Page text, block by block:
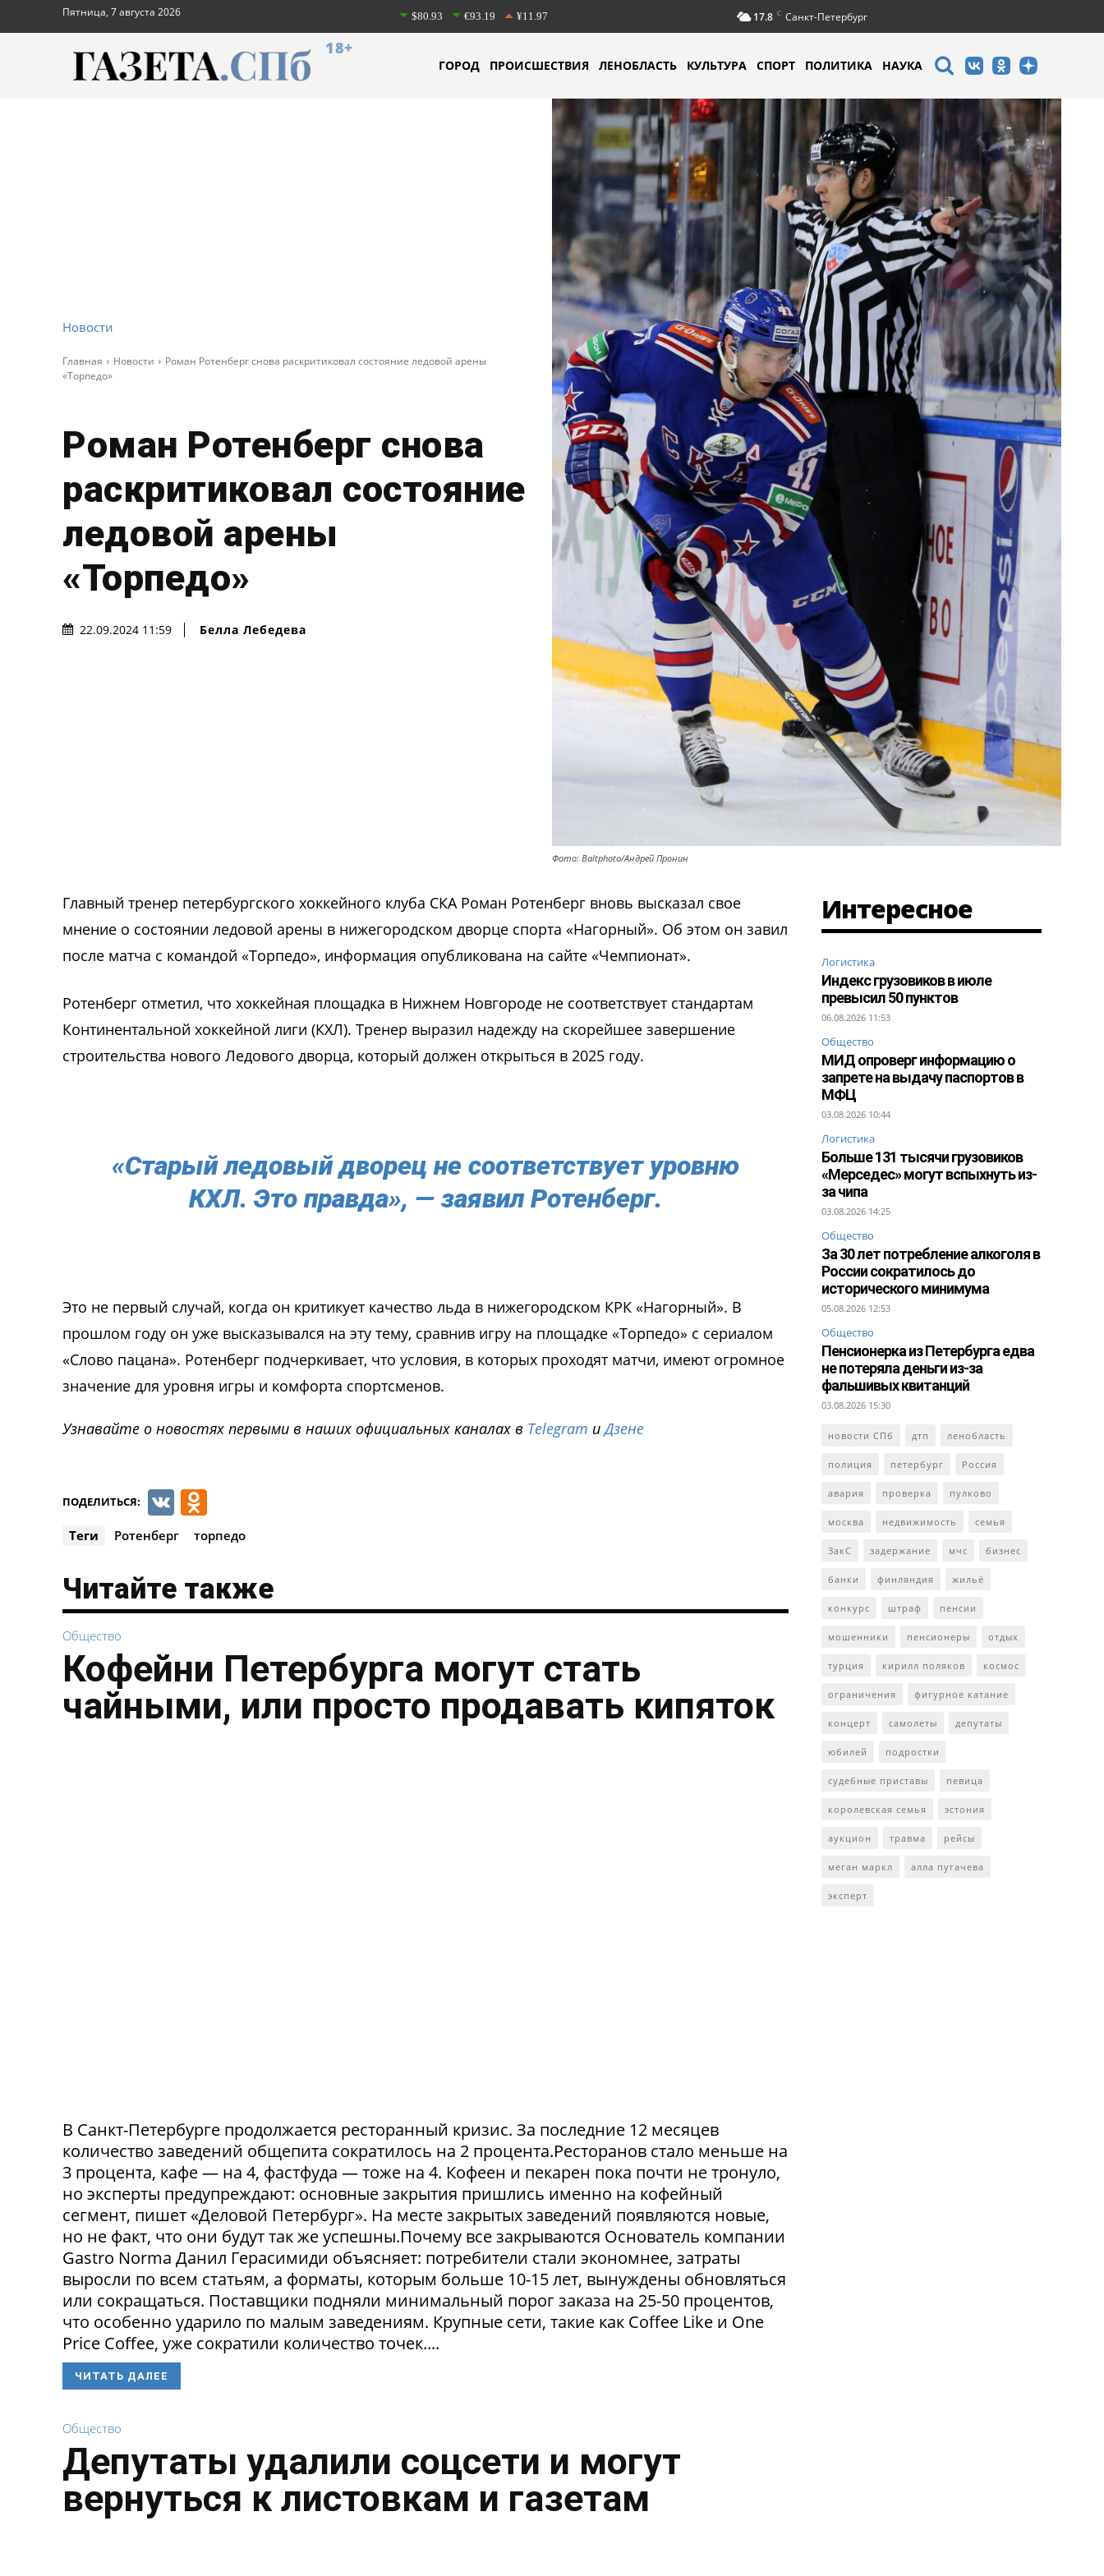
Пятница, 7 августа 2026 $80.93 €93.19 ¥11.97 17.8 C Санкт-Петербург
18+
ГОРОД ПРОИСШЕСТВИЯ ЛЕНОБЛАСТЬ КУЛЬТУРА СПОРТ ПОЛИТИКА НАУКА
Новости
Главная Новости
Роман Ротенберг снова раскритиковал состояние ледовой арены
«Торпедо»
Роман Ротенберг снова
раскритиковал состояние
ледовой арены
«Торпедо»
22.09.2024 11:59 Белла Лебедева
Фото: Baltphoto/Андрей Пронин
Главный тренер петербургского хоккейного клуба СКА Роман Ротенберг вновь высказал свое
мнение о состоянии ледовой арены в нижегородском дворце спорта «Нагорный». Об этом он завил
после матча с командой «Торпедо», информация опубликована на сайте «Чемпионат».
Ротенберг отметил, что хоккейная площадка в Нижнем Новгороде не соответствует стандартам
Континентальной хоккейной лиги (КХЛ). Тренер выразил надежду на скорейшее завершение
строительства нового Ледового дворца, который должен открыться в 2025 году.
«Старый ледовый дворец не соответствует уровню
КХЛ. Это правда», — заявил Ротенберг.
Это не первый случай, когда он критикует качество льда в нижегородском КРК «Нагорный». В
прошлом году он уже высказывался на эту тему, сравнив игру на площадке «Торпедо» с сериалом
«Слово пацана». Ротенберг подчеркивает, что условия, в которых проходят матчи, имеют огромное
значение для уровня игры и комфорта спортсменов.
Узнавайте о новостях первыми в наших официальных каналах в Telegram иДзене
ПОДЕЛИТЬСЯ: VK
Теги Ротенберг торпедо
Читайте также
Общество
Кофейни Петербурга могут стать
чайными, или просто продавать кипяток
В Санкт-Петербурге продолжается ресторанный кризис. За последние 12 месяцев
количество заведений общепита сократилось на 2 процента.Ресторанов стало меньше на
3 процента, кафе — на 4, фастфуда — тоже на 4. Кофеен и пекарен пока почти не тронуло,
но эксперты предупреждают: основные закрытия пришлись именно на кофейный
сегмент, пишет «Деловой Петербург». На месте закрытых заведений появляются новые,
но не факт, что они будут так же успешны.Почему все закрываются Основатель компании
Gastro Norma Данил Герасимиди объясняет: потребители стали экономнее, затраты
выросли по всем статьям, а форматы, которым больше 10-15 лет, вынуждены обновляться
или сокращаться. Поставщики подняли минимальный порог заказа на 25-50 процентов,
что особенно ударило по малым заведениям. Крупные сети, такие как Coffee Like и One
Price Coffee, уже сократили количество точек....
ЧИТАТЬ ДАЛЕЕ
Общество
Депутаты удалили соцсети и могут
вернуться к листовкам и газетам
Интересное
Логистика
Индекс грузовиков в июле
превысил 50 пунктов
06.08.2026 11:53
Общество
МИД опроверг информацию о
запрете на выдачу паспортов в
МФЦ
03.08.2026 10:44
Логистика
Больше 131 тысячи грузовиков
«Мерседес» могут вспыхнуть из-
за чипа
03.08.2026 14:25
Общество
За 30 лет потребление алкоголя в
России сократилось до
исторического минимума
05.08.2026 12:53
Общество
Пенсионерка из Петербурга едва
не потеряла деньги из-за
фальшивых квитанций
03.08.2026 15:30
новости СПб дтп ленобласть
полиция петербург Россия
авария проверка пулково
москва недвижимость семья
ЗакС задержание мчс бизнес
банки финляндия жильё
конкурс штраф пенсии
мошенники пенсионеры отдых
турция кирилл поляков космос
ограничения фигурное катание
концерт самолеты депутаты
юбилей подростки
судебные приставы певица
королевская семья эстония
аукцион травма рейсы
меган маркл алла пугачева
эксперт